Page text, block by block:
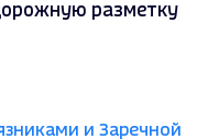
разметку